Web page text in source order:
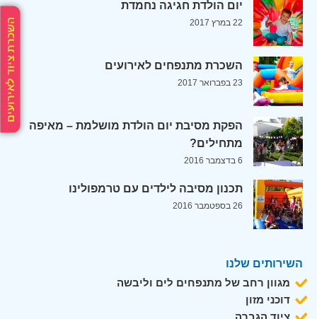
השכרת ציוד לאירועים
יום הולדת חגיגה נחמדת
22 במרץ 2017
השכרת מתנפחים לאירועים
23 בפברואר 2017
הפקת מסיבת יום הולדת מושלמת – מאיפה
מתחילים?
6 בדצמבר 2016
תכנון מסיבה לילדים עם טרמפולינו
26 בספטמבר 2016
השירותים שלנו
מגוון רחב של מתנפחים לים וליבשה
דוכני מזון
ציוד הגברה